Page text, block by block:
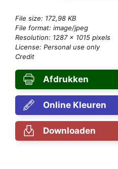
File size: 172,98 KB
File format: image/jpeg
Resolution: 1287 × 1015 pixels
License: Personal use only
Credit
Afdrukken
Online Kleuren
Downloaden